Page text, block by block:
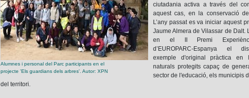
Alumnes i personal del Parc participants en el
projecte 'Els guardians dels arbres'. Autor: XPN
ciutadania activa a través del
aquest cas, en la conservació
L’any passat es va iniciar aquest
Jaume Almera de Vilassar de Dalt.
en el II Premi
d’EUROPARC-Espanya el
exemple d'original pràctica en
naturals protegits capaç de
sector de l'educació, els municipis
del territori.